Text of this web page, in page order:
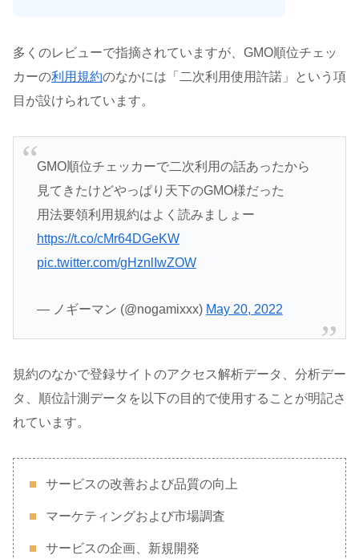
多くのレビューで指摘されていますが、GMO順位チェッ
カーの利用規約のなかには「二次利用使用許諾」という項
目が設けられています。
GMO順位チェッカーで二次利用の話あったから
見てきたけどやっぱり天下のGMO様だった
用法要領利用規約はよく読みましょー
https://t.co/cMr64DGeKW
pic.twitter.com/gHznlIwZOW
— ノギーマン (@nogamixxx) May 20, 2022
規約のなかで登録サイトのアクセス解析データ、分析デー
タ、順位計測データを以下の目的で使用することが明記さ
れています。
サービスの改善および品質の向上
マーケティングおよび市場調査
サービスの企画、新規開発